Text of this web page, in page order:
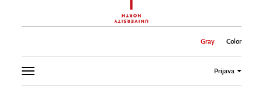
Color
Gray
Prijava